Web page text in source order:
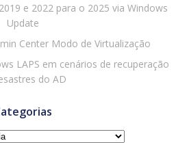
e 2022 para o 2025 via Windows
Update
Center Modo de Virtualização
LAPS em cenários de recuperação
do AD